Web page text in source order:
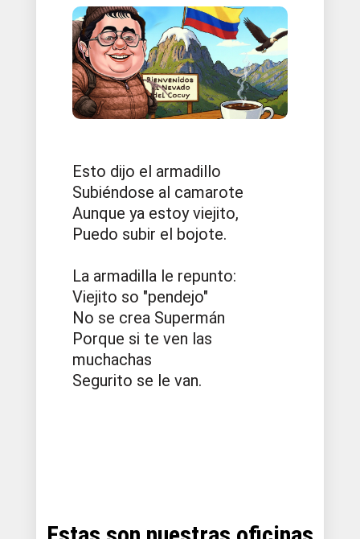
Esto dijo el armadillo
Subiéndose al camarote
Aunque ya estoy viejito,
Puedo subir el bojote.
La armadilla le repunto:
Viejito so "pendejo"
No se crea Supermán
Porque si te ven las
muchachas
Segurito se le van.